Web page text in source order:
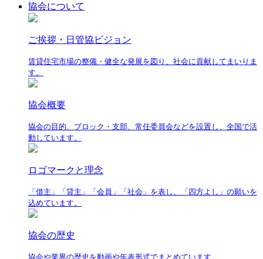
協会について
ご挨拶・日管協ビジョン
賃貸住宅市場の整備・健全な発展を図り、社会に貢献してまいりま
す。
協会概要
協会の目的、ブロック・支部、常任委員会などを設置し、全国で活
動しています。
ロゴマークと理念
「借主」「貸主」「会員」「社会」を表し、「四方よし」の願いを
込めています。
協会の歴史
協会や業界の歴史を動画や年表形式でまとめています。